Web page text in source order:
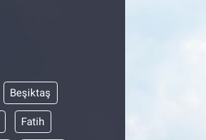
Beşiktaş
Fatih